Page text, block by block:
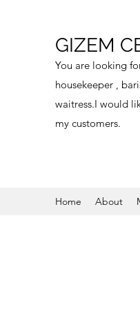
GIZEM
You are looking
housekeeper ,
waitress.I would
my customers.
Home About